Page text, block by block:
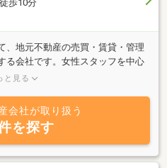
歩10分
、地元不動産の売買・賃貸・管理
る会社です。女性スタッフを中心
ります。住まい探しのことなら何
と見る
会社が取り扱う
を探す